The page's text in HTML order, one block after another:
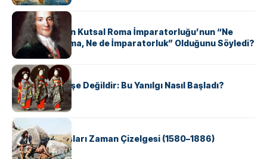
KÜLTÜR
Voltaire Neden Kutsal Roma İmparatorluğu’nun “Ne
Kutsal, Ne Roma, Ne de İmparatorluk” Olduğunu Söyledi?
KÜLTÜR
Geyşalar Fahişe Değildir: Bu Yanılgı Nasıl Başladı?
KÜLTÜR
Apache Savaşları Zaman Çizelgesi (1580–1886)